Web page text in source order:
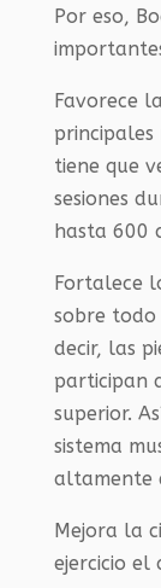
Por eso,
Favorece
tiene que
sesiones
hasta 600
Fortalece
sobre
decir, las
participan
superior.
sistema
altamente
Mejora la
ejercicio el